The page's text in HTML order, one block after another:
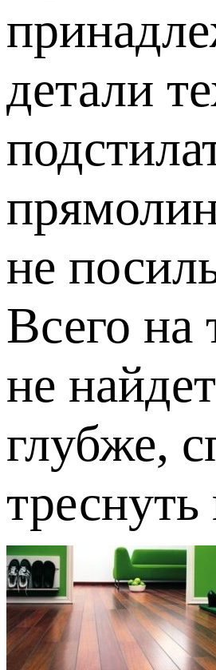
детали
не
Всего на
не
глубже,